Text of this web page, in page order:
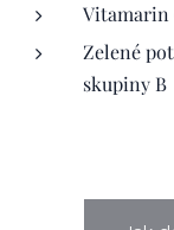
Vitamarin
Zelené
skupiny B